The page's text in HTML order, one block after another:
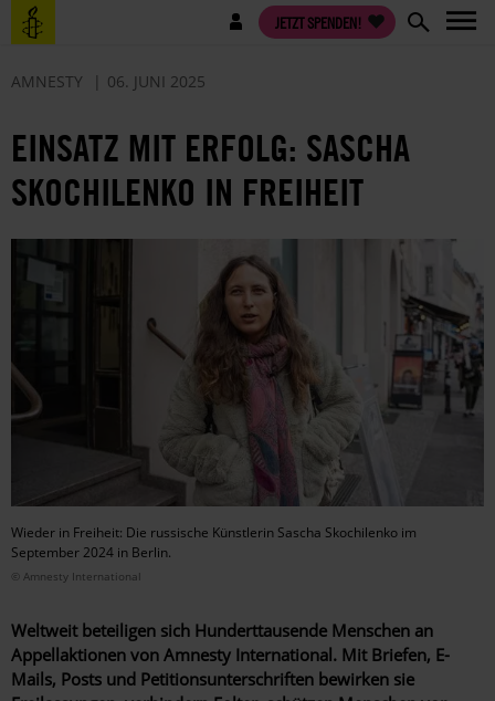
Direkt
zum
Benutzermenü JETZT SPENDEN!
AMNESTY 06. JUNI 2025
EINSATZ MIT ERFOLG: SASCHA
SKOCHILENKO IN FREIHEIT
Wieder in Freiheit: Die russische Künstlerin Sascha Skochilenko im
September 2024 in Berlin.
© Amnesty International
Weltweit beteiligen sich Hunderttausende Menschen an
Appellaktionen von Amnesty International. Mit Briefen, E-
Mails, Posts und Petitionsunterschriften bewirken sie